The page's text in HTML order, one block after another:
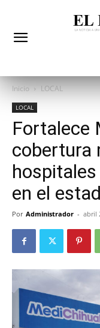
Inicio LOCAL
LOCAL
Fortalece
cobertura
en el
Por Administrador - abril